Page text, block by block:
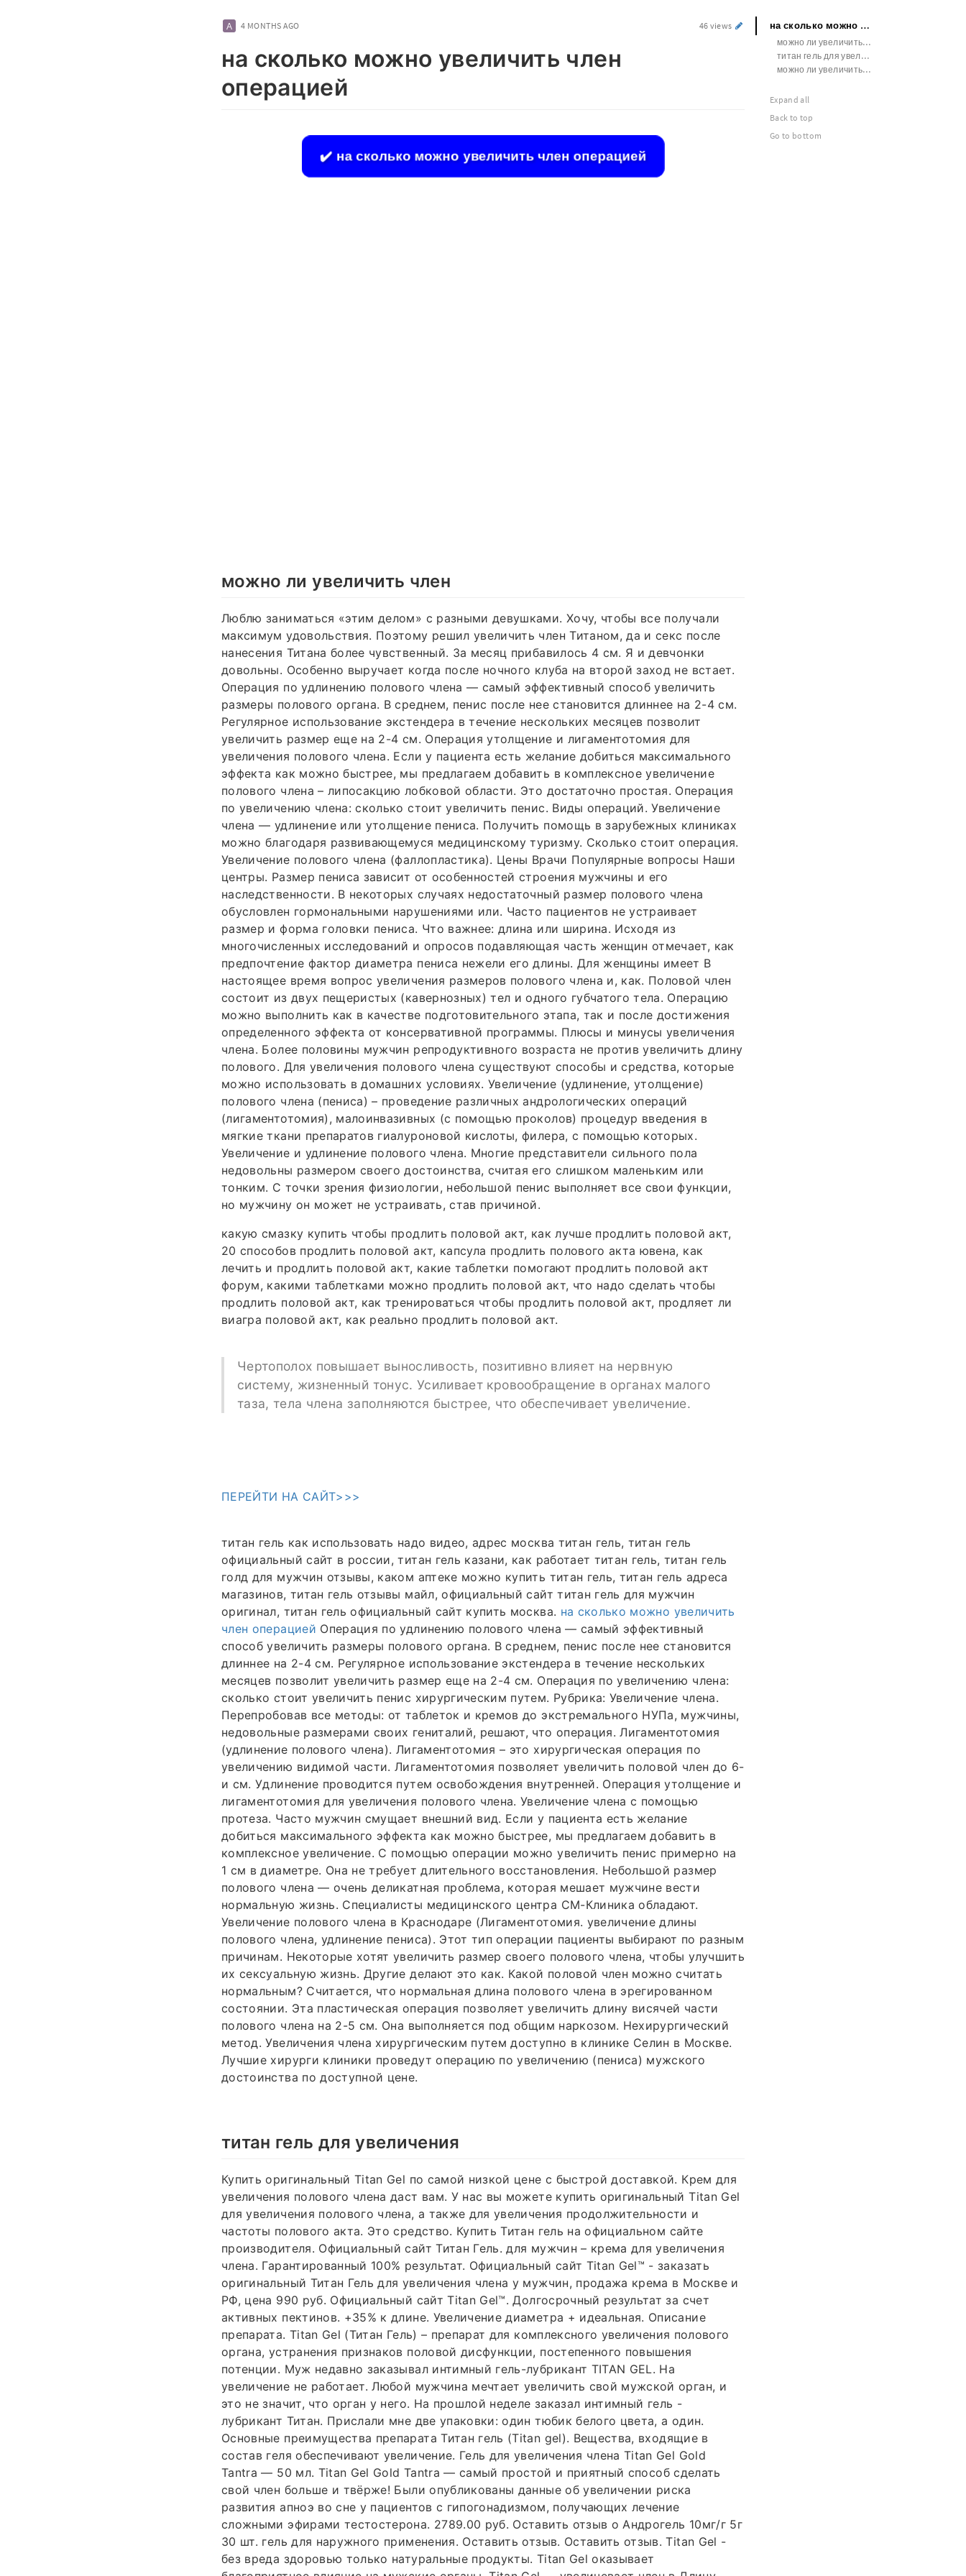
4 MONTHS AGO 46 views
на сколько можно увеличить член
операцией
✔️ на сколько можно увеличить член операцией
можно ли увеличить член
Люблю заниматься «этим делом» с разными девушками. Хочу, чтобы все получали
максимум удовольствия. Поэтому решил увеличить член Титаном, да и секс после
нанесения Титана более чувственный. За месяц прибавилось 4 см. Я и девчонки
довольны. Особенно выручает когда после ночного клуба на второй заход не встает.
Операция по удлинению полового члена — самый эффективный способ увеличить
размеры полового органа. В среднем, пенис после нее становится длиннее на 2-4 см.
Регулярное использование экстендера в течение нескольких месяцев позволит
увеличить размер еще на 2-4 см. Операция утолщение и лигаментотомия для
увеличения полового члена. Если у пациента есть желание добиться максимального
эффекта как можно быстрее, мы предлагаем добавить в комплексное увеличение
полового члена – липосакцию лобковой области. Это достаточно простая. Операция
по увеличению члена: сколько стоит увеличить пенис. Виды операций. Увеличение
члена — удлинение или утолщение пениса. Получить помощь в зарубежных клиниках
можно благодаря развивающемуся медицинскому туризму. Сколько стоит операция.
Увеличение полового члена (фаллопластика). Цены Врачи Популярные вопросы Наши
центры. Размер пениса зависит от особенностей строения мужчины и его
наследственности. В некоторых случаях недостаточный размер полового члена
обусловлен гормональными нарушениями или. Часто пациентов не устраивает
размер и форма головки пениса. Что важнее: длина или ширина. Исходя из
многочисленных исследований и опросов подавляющая часть женщин отмечает, как
предпочтение фактор диаметра пениса нежели его длины. Для женщины имеет В
настоящее время вопрос увеличения размеров полового члена и, как. Половой член
состоит из двух пещеристых (кавернозных) тел и одного губчатого тела. Операцию
можно выполнить как в качестве подготовительного этапа, так и после достижения
определенного эффекта от консервативной программы. Плюсы и минусы увеличения
члена. Более половины мужчин репродуктивного возраста не против увеличить длину
полового. Для увеличения полового члена существуют способы и средства, которые
можно использовать в домашних условиях. Увеличение (удлинение, утолщение)
полового члена (пениса) – проведение различных андрологических операций
(лигаментотомия), малоинвазивных (с помощью проколов) процедур введения в
мягкие ткани препаратов гиалуроновой кислоты, филера, с помощью которых.
Увеличение и удлинение полового члена. Многие представители сильного пола
недовольны размером своего достоинства, считая его слишком маленьким или
тонким. С точки зрения физиологии, небольшой пенис выполняет все свои функции,
но мужчину он может не устраивать, став причиной.
какую смазку купить чтобы продлить половой акт, как лучше продлить половой акт,
20 способов продлить половой акт, капсула продлить полового акта ювена, как
лечить и продлить половой акт, какие таблетки помогают продлить половой акт
форум, какими таблетками можно продлить половой акт, что надо сделать чтобы
продлить половой акт, как тренироваться чтобы продлить половой акт, продляет ли
виагра половой акт, как реально продлить половой акт.
Чертополох повышает выносливость, позитивно влияет на нервную
систему, жизненный тонус. Усиливает кровообращение в органах малого
таза, тела члена заполняются быстрее, что обеспечивает увеличение.
ПЕРЕЙТИ НА САЙТ>>>
титан гель как использовать надо видео, адрес москва титан гель, титан гель
официальный сайт в россии, титан гель казани, как работает титан гель, титан гель
голд для мужчин отзывы, каком аптеке можно купить титан гель, титан гель адреса
магазинов, титан гель отзывы майл, официальный сайт титан гель для мужчин
оригинал, титан гель официальный сайт купить москва. на сколько можно увеличить
член операцией Операция по удлинению полового члена — самый эффективный
способ увеличить размеры полового органа. В среднем, пенис после нее становится
длиннее на 2-4 см. Регулярное использование экстендера в течение нескольких
месяцев позволит увеличить размер еще на 2-4 см. Операция по увеличению члена:
сколько стоит увеличить пенис хирургическим путем. Рубрика: Увеличение члена.
Перепробовав все методы: от таблеток и кремов до экстремального НУПа, мужчины,
недовольные размерами своих гениталий, решают, что операция. Лигаментотомия
(удлинение полового члена). Лигаментотомия – это хирургическая операция по
увеличению видимой части. Лигаментотомия позволяет увеличить половой член до 6-
и см. Удлинение проводится путем освобождения внутренней. Операция утолщение и
лигаментотомия для увеличения полового члена. Увеличение члена с помощью
протеза. Часто мужчин смущает внешний вид. Если у пациента есть желание
добиться максимального эффекта как можно быстрее, мы предлагаем добавить в
комплексное увеличение. С помощью операции можно увеличить пенис примерно на
1 см в диаметре. Она не требует длительного восстановления. Небольшой размер
полового члена — очень деликатная проблема, которая мешает мужчине вести
нормальную жизнь. Специалисты медицинского центра СМ-Клиника обладают.
Увеличение полового члена в Краснодаре (Лигаментотомия. увеличение длины
полового члена, удлинение пениса). Этот тип операции пациенты выбирают по разным
причинам. Некоторые хотят увеличить размер своего полового члена, чтобы улучшить
их сексуальную жизнь. Другие делают это как. Какой половой член можно считать
нормальным? Считается, что нормальная длина полового члена в эрегированном
состоянии. Эта пластическая операция позволяет увеличить длину висячей части
полового члена на 2-5 см. Она выполняется под общим наркозом. Нехирургический
метод. Увеличения члена хирургическим путем доступно в клинике Селин в Москве.
Лучшие хирурги клиники проведут операцию по увеличению (пениса) мужского
достоинства по доступной цене.
титан гель для увеличения
Купить оригинальный Titan Gel по самой низкой цене с быстрой доставкой. Крем для
увеличения полового члена даст вам. У нас вы можете купить оригинальный Titan Gel
для увеличения полового члена, а также для увеличения продолжительности и
частоты полового акта. Это средство. Купить Титан гель на официальном сайте
производителя. Официальный сайт Титан Гель. для мужчин – крема для увеличения
члена. Гарантированный 100% результат. Официальный сайт Titan Gel™ - заказать
оригинальный Титан Гель для увеличения члена у мужчин, продажа крема в Москве и
РФ, цена 990 руб. Официальный сайт Titan Gel™. Долгосрочный результат за счет
активных пектинов. +35% к длине. Увеличение диаметра + идеальная. Описание
препарата. Titan Gel (Титан Гель) – препарат для комплексного увеличения полового
органа, устранения признаков половой дисфункции, постепенного повышения
потенции. Муж недавно заказывал интимный гель-лубрикант TITAN GEL. На
увеличение не работает. Любой мужчина мечтает увеличить свой мужской орган, и
это не значит, что орган у него. На прошлой неделе заказал интимный гель -
лубрикант Титан. Прислали мне две упаковки: один тюбик белого цвета, а один.
Основные преимущества препарата Титан гель (Titan gel). Вещества, входящие в
состав геля обеспечивают увеличение. Гель для увеличения члена Titan Gel Gold
Tantra — 50 мл. Titan Gel Gold Tantra — самый простой и приятный способ сделать
свой член больше и твёрже! Были опубликованы данные об увеличении риска
развития апноэ во сне у пациентов с гипогонадизмом, получающих лечение
сложными эфирами тестостерона. 2789.00 руб. Оставить отзыв о Андрогель 10мг/г 5г
30 шт. гель для наружного применения. Оставить отзыв. Оставить отзыв. Titan Gel -
без вреда здоровью только натуральные продукты. Titan Gel оказывает
на сколько можно увеличить член операцией
можно ли увеличить член
титан гель для увеличения
можно ли увеличить член звездочкой
Expand all
Back to top
Go to bottom